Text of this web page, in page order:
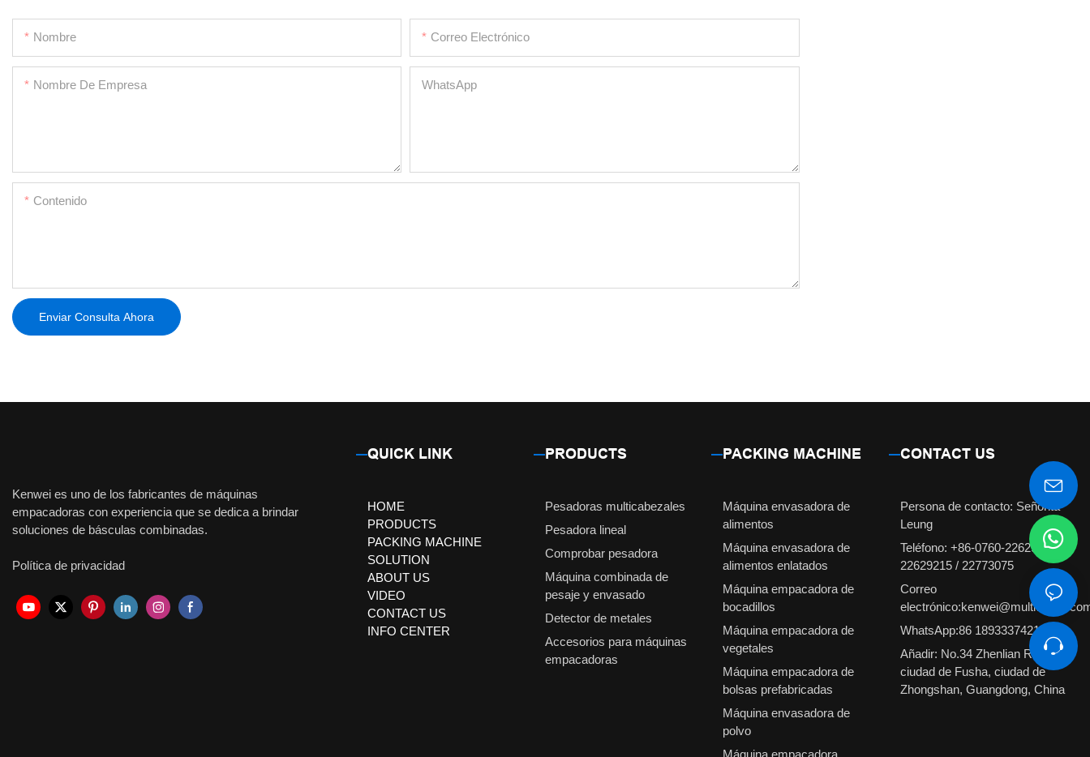
Nombre Correo Electrónico
Nombre De Empresa WhatsApp
Contenido
Enviar Consulta Ahora
Kenwei es uno de los fabricantes de máquinas
empacadoras con experiencia que se dedica a brindar
soluciones de básculas combinadas.
Política de privacidad
QUICK LINK
HOME
PRODUCTS
PACKING MACHINE
SOLUTION
ABOUT US
VIDEO
CONTACT US
INFO CENTER
PRODUCTS
Pesadoras multicabezales
Pesadora lineal
Comprobar pesadora
Máquina combinada de
pesaje y envasado
Detector de metales
Accesorios para máquinas
empacadoras
PACKING MACHINE
Máquina envasadora de
alimentos
Máquina envasadora de
alimentos enlatados
Máquina empacadora de
bocadillos
Máquina empacadora de
vegetales
Máquina empacadora de
bolsas prefabricadas
Máquina envasadora de
polvo
Máquina empacadora
CONTACT US
Persona de contacto: Señorita
Leung
Teléfono: +86-0760-22629231 /
22629215 / 22773075
Correo
WhatsApp:86 18933374210
Añadir: No.34 Zhenlian Road,
ciudad de Fusha, ciudad de
Zhongshan, Guangdong, China